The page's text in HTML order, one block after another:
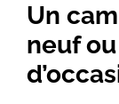
Un
neuf ou